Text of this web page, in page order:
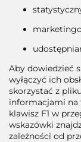
Aby dowiedzieć
wyłączyć ich
skorzystać z
informacjami na
klawisz F1 w
wskazówki
zależności od